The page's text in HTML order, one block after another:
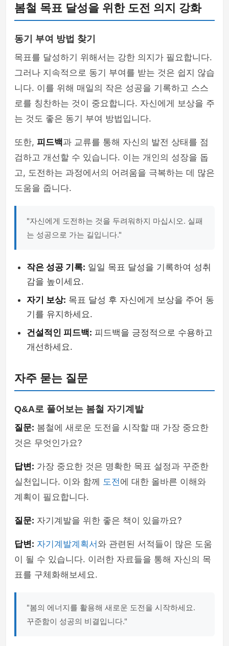
봄철 목표 달성을 위한 도전 의지 강화
동기 부여 방법 찾기
목표를 달성하기 위해서는 강한 의지가 필요합니다.
그러나 지속적으로 동기 부여를 받는 것은 쉽지 않습
니다. 이를 위해 매일의 작은 성공을 기록하고 스스
로를 칭찬하는 것이 중요합니다. 자신에게 보상을 주
는 것도 좋은 동기 부여 방법입니다.
또한, 피드백과 교류를 통해 자신의 발전 상태를 점
검하고 개선할 수 있습니다. 이는 개인의 성장을 돕
고, 도전하는 과정에서의 어려움을 극복하는 데 많은
도움을 줍니다.
"자신에게 도전하는 것을 두려워하지 마십시오. 실패
는 성공으로 가는 길입니다."
작은 성공 기록: 일일 목표 달성을 기록하여 성취
감을 높이세요.
자기 보상: 목표 달성 후 자신에게 보상을 주어 동
기를 유지하세요.
건설적인 피드백: 피드백을 긍정적으로 수용하고
개선하세요.
자주 묻는 질문
Q&A로 풀어보는 봄철 자기계발
질문: 봄철에 새로운 도전을 시작할 때 가장 중요한
것은 무엇인가요?
답변: 가장 중요한 것은 명확한 목표 설정과 꾸준한
실천입니다. 이와 함께 도전에 대한 올바른 이해와
계획이 필요합니다.
질문: 자기계발을 위한 좋은 책이 있을까요?
답변: 자기계발계획서 와 관련된 서적들이 많은 도움
이 될 수 있습니다. 이러한 자료들을 통해 자신의 목
표를 구체화해보세요.
"봄의 에너지를 활용해 새로운 도전을 시작하세요.
꾸준함이 성공의 비결입니다."